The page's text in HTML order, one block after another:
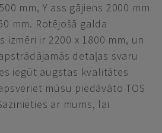
mm, Y ass gājiens 2000 mm
mm. Rotējošā galda
izmēri ir 2200 x 1800 mm, un
detaļas svaru
iegūt augstas kvalitātes
mūsu piedāvāto TOS
ar mums, lai